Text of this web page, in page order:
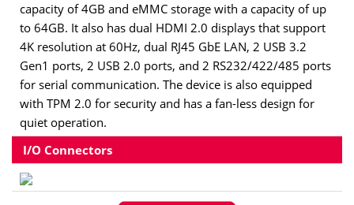
capacity of 4GB and eMMC storage with a capacity of up
to 64GB. It also has dual HDMI 2.0 displays that support
4K resolution at 60Hz, dual RJ45 GbE LAN, 2 USB 3.2
Gen1 ports, 2 USB 2.0 ports, and 2 RS232/422/485 ports
for serial communication. The device is also equipped
with TPM 2.0 for security and has a fan-less design for
quiet operation.
I/O Connectors